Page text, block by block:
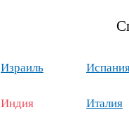
Израиль
Индия Италия